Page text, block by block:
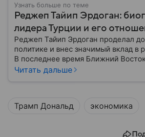
Узнать больше по теме
Реджеп Тайип Эрдоган:
лидера Турции и его
Реджеп Тайип Эрдоган проделал
политике и внес значимый вклад в
В последнее время Ближний
упоминают в политических сводках,
Читать дальше
Трамп Дональд экономика